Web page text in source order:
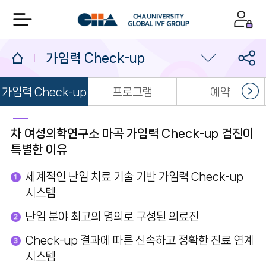
가임력 Check-up
가임력 Check-up
소셜뱅킹
가임력 보존
가임력 Check-up 프로그램 예약
차 여성의학연구소 마곡 가임력 Check-up 검진이
특별한 이유
세계적인 난임 치료 기술 기반 가임력 Check-up
시스템
난임 분야 최고의 명의로 구성된 의료진
Check-up 결과에 따른 신속하고 정확한 진료 연계
시스템